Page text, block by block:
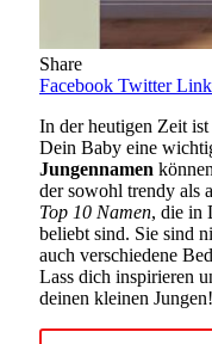
Share
Facebook Twitter
In der heutigen Zeit
Dein Baby eine
Jungennamen
der sowohl trendy als
Top 10 Namen, die in
beliebt sind. Sie sind
auch verschiedene
Lass dich inspirieren
deinen kleinen Jungen!